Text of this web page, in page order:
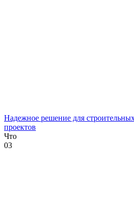
Надежное решение для
проектов
Что
03